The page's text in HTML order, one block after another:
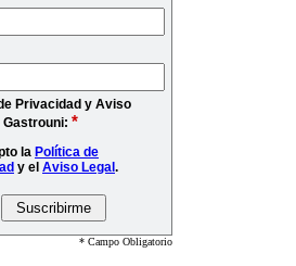
Privacidad y Aviso
Gastrouni: *
la Política de
y el Aviso Legal.
* Campo Obligatorio